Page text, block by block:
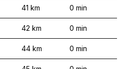
41 km 0 min
42 km 0 min
44 km 0 min